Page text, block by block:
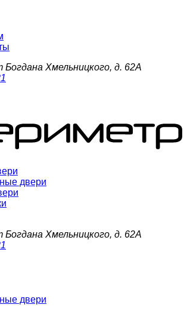
Богдана Хмельницкого, д. 62А
двери
Богдана Хмельницкого, д. 62А
двери